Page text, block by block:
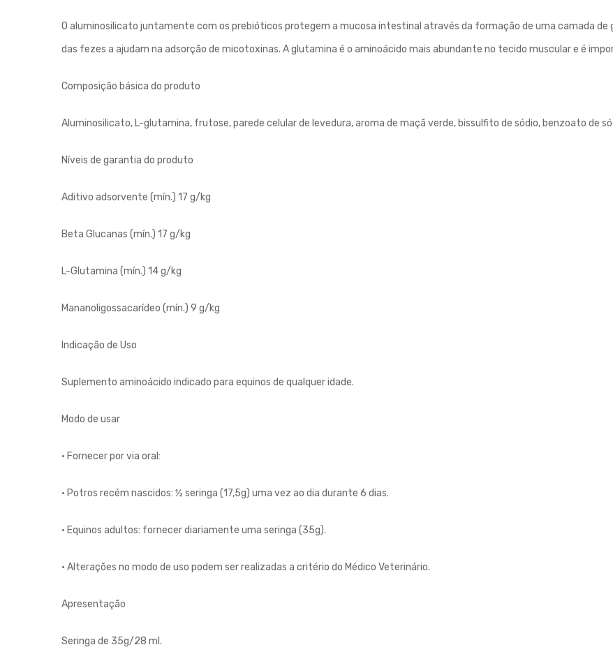
O aluminosilicato juntamente com os prebióticos protegem a mucosa intestinal através da formação de uma camada de
das fezes a ajudam na adsorção de micotoxinas. A glutamina é o aminoácido mais abundante no tecido muscular e é
Composição básica do produto
Aluminosilicato, L-glutamina, frutose, parede celular de levedura, aroma de maçã verde, bissulfito de sódio, benzoato de
Níveis de garantia do produto
Aditivo adsorvente (mín.) 17 g/kg
Beta Glucanas (mín.) 17 g/kg
L-Glutamina (mín.) 14 g/kg
Mananoligossacarídeo (mín.) 9 g/kg
Indicação de Uso
Suplemento aminoácido indicado para equinos de qualquer idade.
Modo de usar
• Fornecer por via oral:
• Potros recém nascidos: ½ seringa (17,5g) uma vez ao dia durante 6 dias.
• Equinos adultos: fornecer diariamente uma seringa (35g).
• Alterações no modo de uso podem ser realizadas a critério do Médico Veterinário.
Apresentação
Seringa de 35g/28 ml.